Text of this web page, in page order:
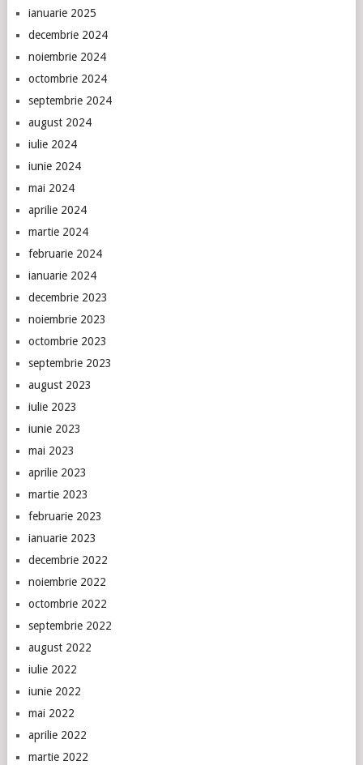
ianuarie 2025
decembrie 2024
noiembrie 2024
octombrie 2024
septembrie 2024
august 2024
iulie 2024
iunie 2024
mai 2024
aprilie 2024
martie 2024
februarie 2024
ianuarie 2024
decembrie 2023
noiembrie 2023
octombrie 2023
septembrie 2023
august 2023
iulie 2023
iunie 2023
mai 2023
aprilie 2023
martie 2023
februarie 2023
ianuarie 2023
decembrie 2022
noiembrie 2022
octombrie 2022
septembrie 2022
august 2022
iulie 2022
iunie 2022
mai 2022
aprilie 2022
martie 2022